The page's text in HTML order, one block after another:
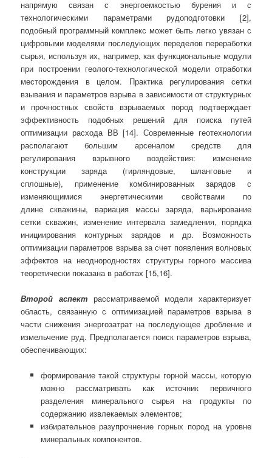
напрямую связан с энергоемкостью бурения и с
технологическими параметрами рудоподготовки [2],
подобный программный комплекс может быть легко увязан с
цифровыми моделями последующих переделов переработки
сырья, используя их, например, как функциональные модули
при построении геолого-технологической модели отработки
месторождения в целом. Практика регулирования сетки
взывания и параметров взрыва в зависимости от структурных
и прочностных свойств взрываемых пород подтверждает
эффективность подобных решений для поиска путей
оптимизации расхода ВВ [14]. Современные геотехнологии
располагают большим арсеналом средств для
регулирования взрывного воздействия: изменение
конструкции заряда (гирляндовые, шланговые и
сплошные), применение комбинированных зарядов с
изменяющимися энергетическими свойствами по
длине скважины, вариация массы заряда, варьирование
сетки скважин, изменение интервала замедления, порядка
инициирования контурных зарядов и др. Возможность
оптимизации параметров взрыва за счет появления волновых
эффектов на неоднородностях структуры горного массива
теоретически показана в работах [15,16].
Второй аспект рассматриваемой модели характеризует
область, связанную с оптимизацией параметров взрыва в
части снижения энергозатрат на последующее дробление и
измельчение руд. Предполагается поиск параметров взрыва,
обеспечивающих:
формирование такой структуры горной массы, которую
можно рассматривать как источник первичного
разделения минерального сырья на продукты по
содержанию извлекаемых элементов;
избирательное разупрочнение горных пород на уровне
минеральных компонентов.